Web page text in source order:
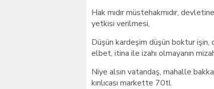
Hak mıdır müstehakmıdır,
yetkisi verilmesi,
Düşün kardeşim düşün boktur
elbet, itina ile izahı olmayanın
Niye alsın vatandaş, mahalle
kırılıcası markette 70tl